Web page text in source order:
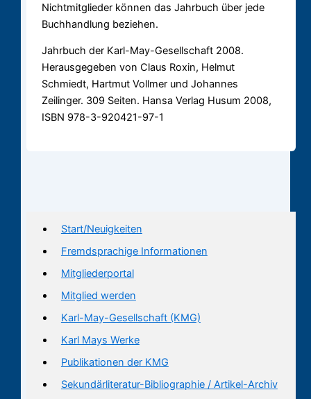
Start/Neuigkeiten
Fremdsprachige Informationen
Mitgliederportal
Mitglied werden
Karl-May-Gesellschaft (KMG)
Karl Mays Werke
Publikationen der KMG
Sekundärliteratur-Bibliographie / Artikel-Archiv
Nichtmitglieder können das Jahrbuch über jede
Buchhandlung beziehen.
Jahrbuch der Karl-May-Gesellschaft 2008.
Herausgegeben von Claus Roxin, Helmut
Schmiedt, Hartmut Vollmer und Johannes
Zeilinger. 309 Seiten. Hansa Verlag Husum 2008,
ISBN 978-3-920421-97-1